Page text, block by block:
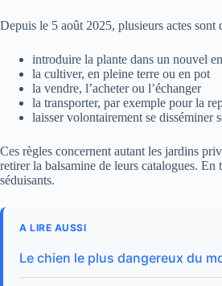
Depuis le 5 août 2025, plusieurs actes
introduire la plante dans un nouvel
la cultiver, en pleine terre ou en pot
la vendre, l’acheter ou l’échanger
la transporter, par exemple pour la
laisser volontairement se disséminer
Ces règles concernent autant les jardins
retirer la balsamine de leurs catalogues.
séduisants.
A LIRE AUSSI
Le chien le plus dangereux du